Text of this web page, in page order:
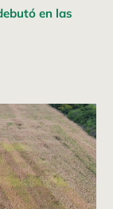
en las